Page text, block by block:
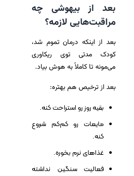
بعد از بیهوشی چه
مراقبت‌هایی لازمه؟
بعد از اینکه درمان تموم شد،
کودک مدتی توی ریکاوری
می‌مونه تا کاملاً به هوش بیاد.
بعد از ترخیص هم بهتره:
بقیه روز رو استراحت کنه.
مایعات رو کم‌کم شروع
کنه.
غذاهای نرم بخوره.
فعالیت سنگین نداشته